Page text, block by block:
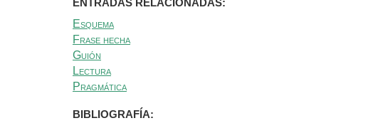
Esquema
Frase hecha
Guión
Lectura
Pragmática
BIBLIOGRAFÍA: